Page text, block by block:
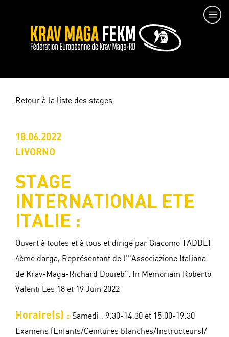
Retour à la liste des stages
18.06.2022
LIVORNO
STAGE
INTERNATIONAL ETE
ITALIE :
Ouvert à toutes et à tous et dirigé par Giacomo TADDEI
4ème darga, Représentant de l'"Associazione Italiana
de Krav-Maga-Richard Douieb". In Memoriam Roberto
Valenti Les 18 et 19 Juin 2022
Horaire(s) : Samedi : 9:30-14:30 et 15:00-19:30
Examens (Enfants/Ceintures blanches/Instructeurs)/